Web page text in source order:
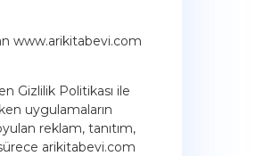
www.arikitabevi.com
Gizlilik Politikası ile
uygulamaların
reklam, tanıtım,
arikitabevi.com